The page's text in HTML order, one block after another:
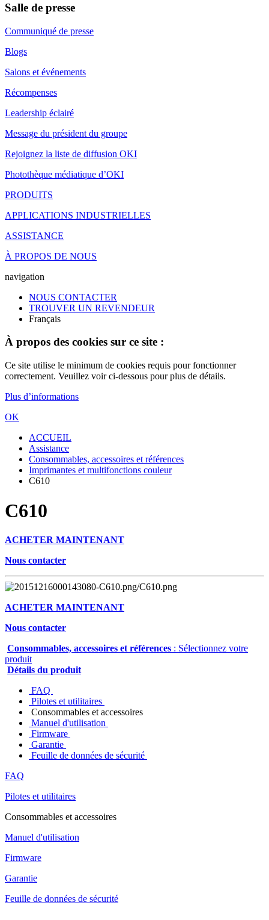
Salle de presse
Communiqué de presse
Blogs
Salons et événements
Récompenses
Leadership éclairé
Message du président du groupe
Rejoignez la liste de diffusion OKI
Photothèque médiatique d’OKI
PRODUITS
APPLICATIONS INDUSTRIELLES
ASSISTANCE
À PROPOS DE NOUS
navigation
NOUS CONTACTER
TROUVER UN REVENDEUR
Français
À propos des cookies sur ce site :
Ce site utilise le minimum de cookies requis pour fonctionner
correctement. Veuillez voir ci-dessous pour plus de détails.
Plus d’informations
OK
ACCUEIL
Assistance
Consommables, accessoires et références
Imprimantes et multifonctions couleur
C610
C610
ACHETER MAINTENANT
Nous contacter
ACHETER MAINTENANT
Nous contacter
Consommables, accessoires et références : Sélectionnez votre
produit
Détails du produit
FAQ
Pilotes et utilitaires
Consommables et accessoires
Manuel d'utilisation
Firmware
Garantie
Feuille de données de sécurité
FAQ
Pilotes et utilitaires
Consommables et accessoires
Manuel d'utilisation
Firmware
Garantie
Feuille de données de sécurité